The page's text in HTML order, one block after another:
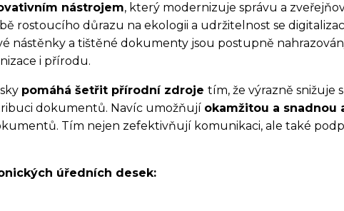
nástrojem, který modernizuje správu a
rostoucího důrazu na ekologii a udržitelnost se
nástěnky a tištěné dokumenty jsou postupně
i přírodu.
pomáhá šetřit přírodní zdroje tím, že výrazně snižuje
dokumentů. Navíc umožňují okamžitou a snadnou
Tím nejen zefektivňují komunikaci, ale také
úředních desek: